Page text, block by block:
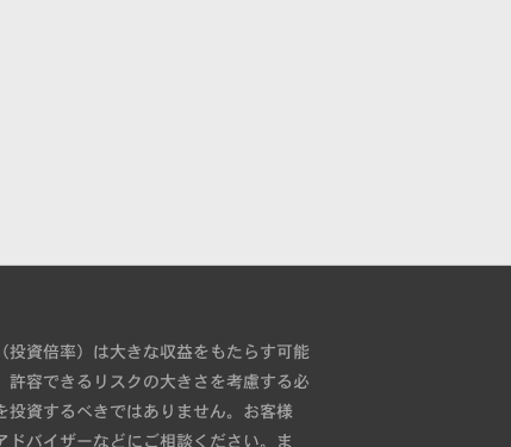
資倍率）は大きな収益をもたらす可能
容できるリスクの大きさを考慮する必
資するべきではありません。お客様
バイザーなどにご相談ください。ま